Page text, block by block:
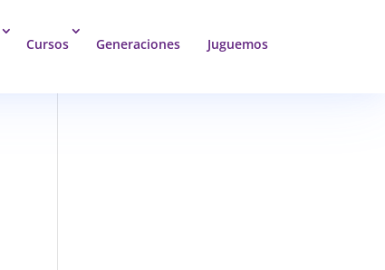
Cursos Generaciones Juguemos